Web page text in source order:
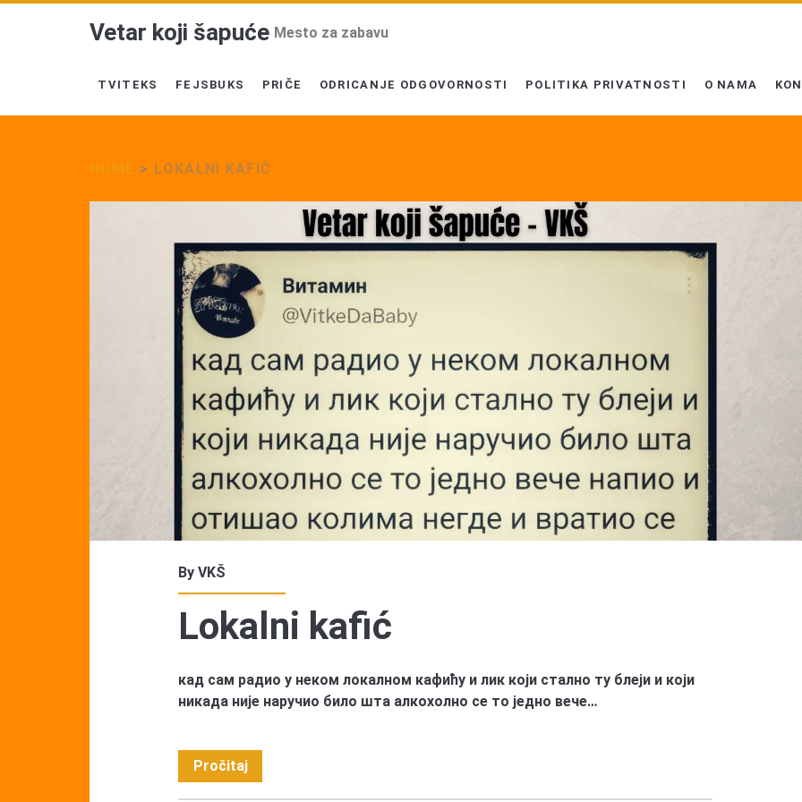
Vetar koji šapuće Mesto za zabavu
TVITEKS FEJSBUKS PRIČE ODRICANJE ODGOVORNOSTI POLITIKA PRIVATNOSTI O NAMA
> LOKALNI KAFIĆ
<span>Lokalni
kafić</span>
ByVKŠ
Lokalni kafić
кад сам радио у неком локалном кафићу и лик који стално ту блеји и који
никада није наручио било шта алкохолно се то једно вече…
PročitajLokalni
kafić